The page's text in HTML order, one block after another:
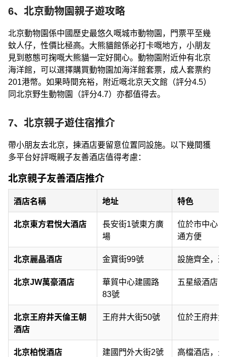
6、北京動物園親子遊攻略
北京動物園係中國歷史最悠久嘅城市動物園，門票平至幾
蚊人仔，性價比極高。大熊貓館係必打卡嘅地方，小朋友
見到憨態可掬嘅大熊貓一定好開心。動物園附近仲有北京
海洋館，可以選擇購買動物園加海洋館套票，成人套票約
201港幣。如果時間充裕，附近嘅北京天文館（評分4.5）
同北京野生動物園（評分4.7）亦都值得去。
7、北京親子遊住宿推介
帶小朋友去北京，揀酒店要留意位置同設施。以下幾間獲
多平台好評嘅親子友善酒店值得考慮：
北京親子友善酒店推介
酒店名稱 地址 特色
北京東方君悅大酒店
長安街1號東方廣
場
位於市中心
通方便
北京麗晶酒店 金寶街99號 設施齊全，
北京JW萬豪酒店
華貿中心建國路
83號
五星級酒店
北京王府井天倫王朝
酒店
王府井大街50號 位於王府井
北京柏悅酒店 建國門外大街2號 高檔酒店，